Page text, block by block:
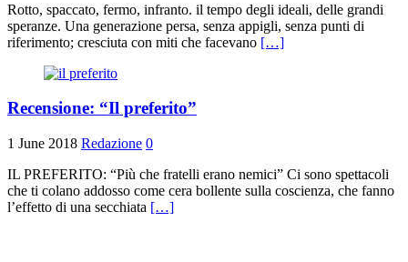
Rotto, spaccato, fermo, infranto. il tempo degli ideali, delle grandi
speranze. Una generazione persa, senza appigli, senza punti di
riferimento; cresciuta con miti che facevano […]
Recensione: “Il preferito”
1 June 2018 Redazione 0
IL PREFERITO: “Più che fratelli erano nemici” Ci sono spettacoli
che ti colano addosso come cera bollente sulla coscienza, che fanno
l’effetto di una secchiata […]